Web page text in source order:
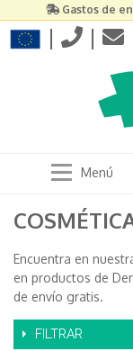
Gastos de
| |
Menú
Encuentra en
en productos de
de envío gratis.
FILTRAR